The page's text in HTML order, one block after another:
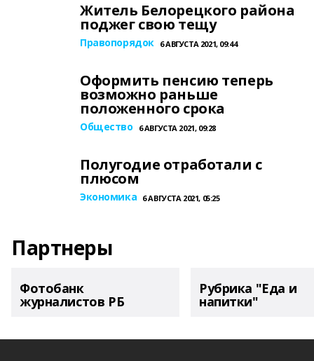
Житель Белорецкого района
поджег свою тещу
Правопорядок 6 АВГУСТА 2021, 09:44
Оформить пенсию теперь
возможно раньше
положенного срока
Общество 6 АВГУСТА 2021, 09:28
Полугодие отработали с
плюсом
Экономика 6 АВГУСТА 2021, 05:25
Партнеры
Фотобанк
журналистов РБ
Рубрика "Еда и
напитки"